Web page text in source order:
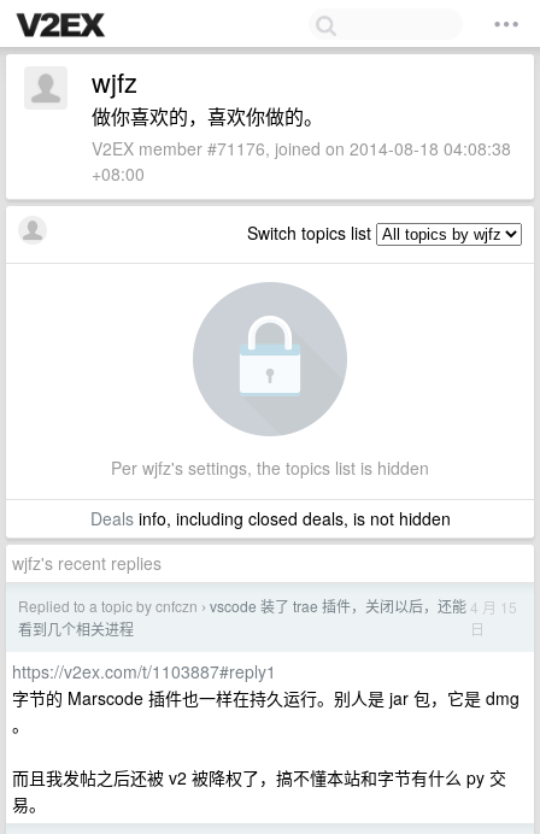
wjfz
做你喜欢的，喜欢你做的。
V2EX member #71176, joined on 2014-08-18 04:08:38
+08:00
Switch topics list
Per wjfz's settings, the topics list is hidden
Dealsinfo, including closed deals, is not hidden
wjfz's recent replies
Replied to a topic by cnfczn › vscode 装了 trae 插件，关闭以后，还能
看到几个相关进程
4 月 15
日
https://v2ex.com/t/1103887#reply1
字节的 Marscode 插件也一样在持久运行。别人是 jar 包，它是 dmg
。
而且我发帖之后还被 v2 被降权了，搞不懂本站和字节有什么 py 交
易。